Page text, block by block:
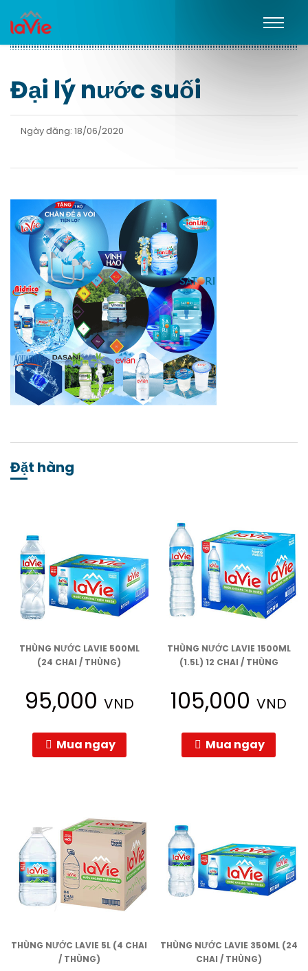
Đại lý nước suối
Ngày đăng: 18/06/2020
Đặt hàng
THÙNG NƯỚC LAVIE 500ML
(24 CHAI / THÙNG)
95,000 VND
Mua ngay
THÙNG NƯỚC LAVIE 1500ML
(1.5L) 12 CHAI / THÙNG
105,000VND
Mua ngay
THÙNG NƯỚC LAVIE 5L (4 CHAI
/ THÙNG)
THÙNG NƯỚC LAVIE 350ML (24
CHAI / THÙNG)